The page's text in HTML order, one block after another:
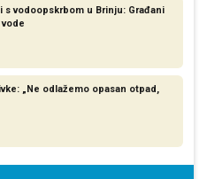
vodoopskrbom u Brinju: Građani
„Ne odlažemo opasan otpad,